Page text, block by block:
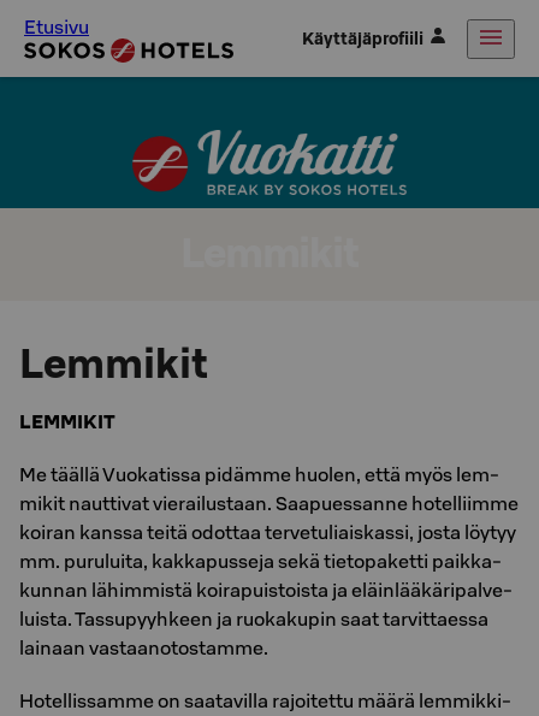
Etusivu Käyttäjäprofiili
Lemmikit
LEMMIKIT
Me tääl­lä Vuo­ka­tis­sa pi­däm­me huo­len, että myös lem­
mi­kit naut­ti­vat vie­rai­lus­taan. Saa­pues­san­ne ho­tel­liim­me
koi­ran kans­sa teitä odot­taa ter­ve­tu­liais­kas­si, josta löy­tyy
mm. pu­ru­lui­ta, kak­ka­pus­se­ja sekä tie­to­pa­ket­ti paik­ka­
kun­nan lä­him­mis­tä koi­ra­puis­tois­ta ja eläin­lää­kä­ri­pal­ve­
luis­ta. Tas­su­pyyh­keen ja ruo­ka­ku­pin saat tar­vit­taes­sa
lai­naan vas­taa­no­tos­tam­me.
Ho­tel­lis­sam­me on saa­ta­vil­la ra­joi­tet­tu määrä lem­mik­ki­